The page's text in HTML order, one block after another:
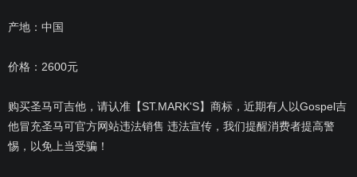
产地：中国
价格：2600元
购买圣马可吉他，请认准【ST.MARK'S】商标，近期有人以Gospel吉
他冒充圣马可官方网站违法销售 违法宣传，我们提醒消费者提高警
惕，以免上当受骗！